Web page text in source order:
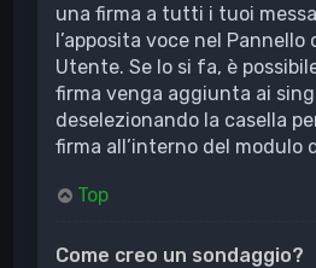
una firma a tutti i tuoi
l’apposita voce nel Pannello
Utente. Se lo si fa, è
firma venga aggiunta ai
deselezionando la casella
firma all’interno del modulo
Top
Come creo un sondaggio?